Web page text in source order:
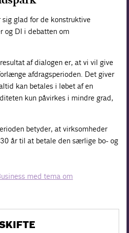
glad for de konstruktive
og DI i debatten om
af dialogen er, at vi vil give
afdragsperioden. Det giver
kan betales i løbet af en
kun påvirkes i mindre grad,
betyder, at virksomheder
år til at betale den særlige bo- og
med tema om